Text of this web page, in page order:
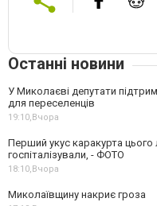
Останні новини
У Миколаєві депутати
для переселенців
19:10, Вчора
Перший укус каракурта цього
госпіталізували, - ФОТО
18:10, Вчора
Миколаївщину накриє гроза